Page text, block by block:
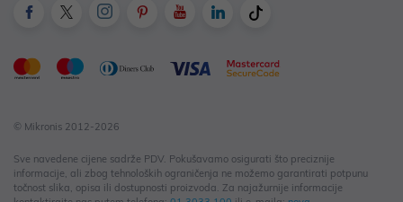
© Mikronis 2012-2026
Sve navedene cijene sadrže PDV. Pokušavamo osigurati što preciznije
informacije, ali zbog tehnoloških ograničenja ne možemo garantirati potpunu
točnost slika, opisa ili dostupnosti proizvoda. Za najažurnije informacije